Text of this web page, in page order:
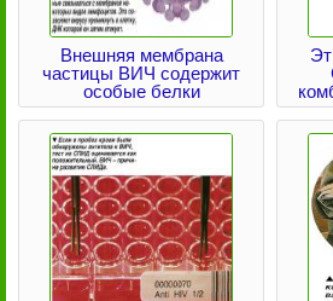
Внешняя мембрана
частицы ВИЧ содержит
особые белки